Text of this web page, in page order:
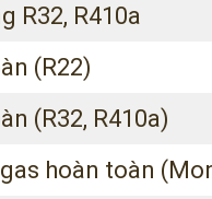
R32, R410a
(R22)
(R32, R410a)
hoàn toàn